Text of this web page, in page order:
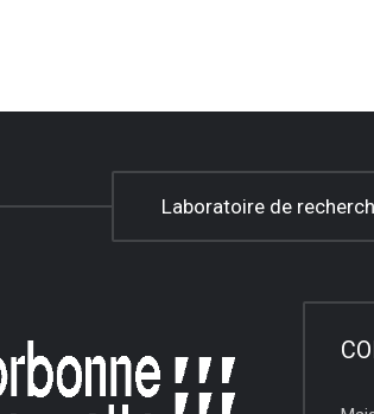
Laboratoire de